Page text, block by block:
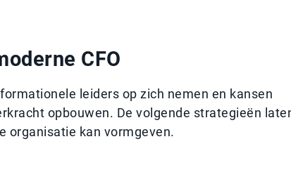
CFO
leiders op zich nemen en kansen
opbouwen. De volgende strategieën
organisatie kan vormgeven.